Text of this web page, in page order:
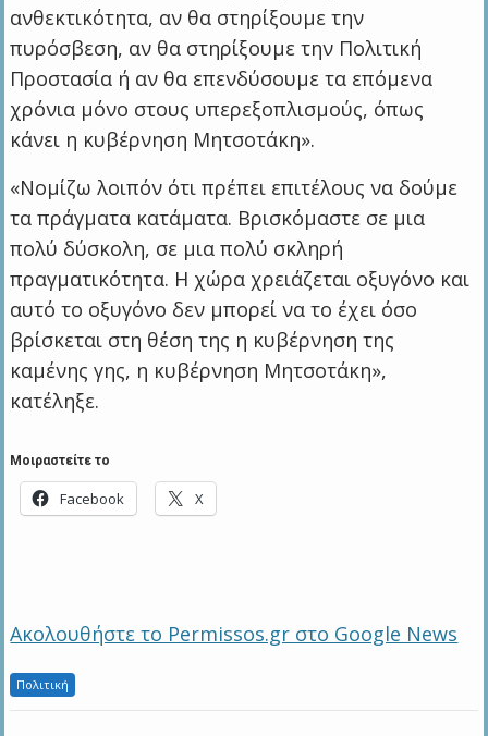
ανθεκτικότητα, αν θα στηρίξουμε την
πυρόσβεση, αν θα στηρίξουμε την Πολιτική
Προστασία ή αν θα επενδύσουμε τα επόμενα
χρόνια μόνο στους υπερεξοπλισμούς, όπως
κάνει η κυβέρνηση Μητσοτάκη».
«Νομίζω λοιπόν ότι πρέπει επιτέλους να δούμε
τα πράγματα κατάματα. Βρισκόμαστε σε μια
πολύ δύσκολη, σε μια πολύ σκληρή
πραγματικότητα. Η χώρα χρειάζεται οξυγόνο και
αυτό το οξυγόνο δεν μπορεί να το έχει όσο
βρίσκεται στη θέση της η κυβέρνηση της
καμένης γης, η κυβέρνηση Μητσοτάκη»,
κατέληξε.
Μοιραστείτε το
Facebook X
Ακολουθήστε το Permissos.gr στο Google News
Πολιτική